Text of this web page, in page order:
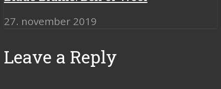
27. november 2019
Leave a Reply